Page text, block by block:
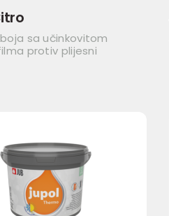
sa učinkovitom
protiv plijesni